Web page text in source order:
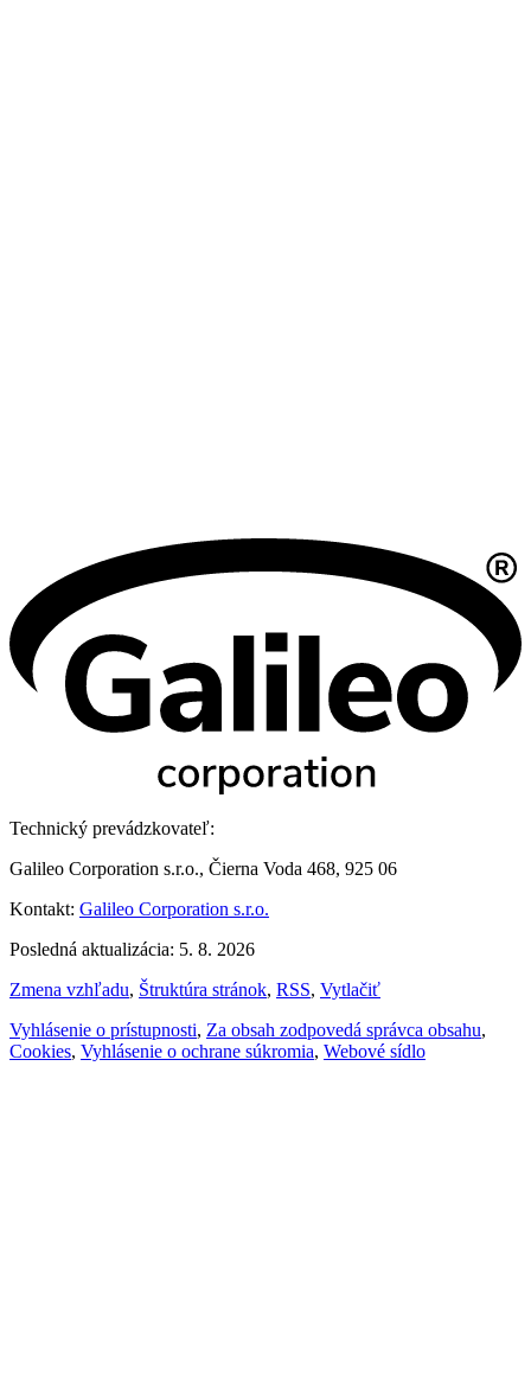
Technický prevádzkovateľ:
Galileo Corporation s.r.o., Čierna Voda 468, 925 06
Kontakt: Galileo Corporation s.r.o.
Posledná aktualizácia: 5. 8. 2026
Zmena vzhľadu, Štruktúra stránok, RSS, Vytlačiť
Vyhlásenie o prístupnosti, Za obsah zodpovedá správca obsahu,
Cookies, Vyhlásenie o ochrane súkromia, Webové sídlo